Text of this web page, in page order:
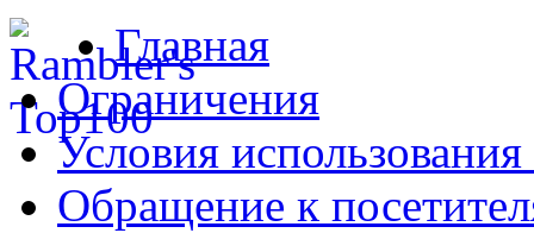
Главная
Ограничения
Условия
Обращение к